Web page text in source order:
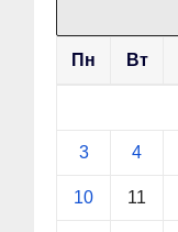
Пн Вт
3 4
10 11